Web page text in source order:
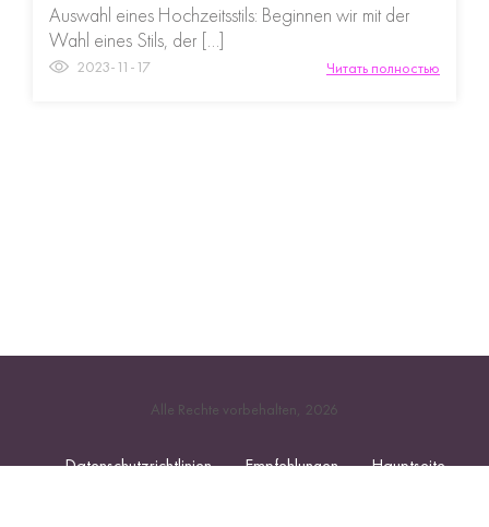
Auswahl eines Hochzeitsstils: Beginnen wir mit der
Wahl eines Stils, der […]
2023-11-17 Читать полностью
Alle Rechte vorbehalten, 2026
Datenschutzrichtlinien Empfehlungen Hauptseite